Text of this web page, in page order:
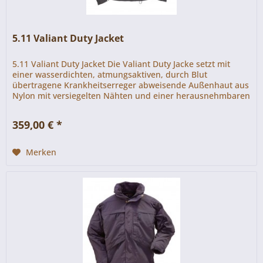
5.11 Valiant Duty Jacket
5.11 Valiant Duty Jacket Die Valiant Duty Jacke setzt mit
einer wasserdichten, atmung­saktiven, durch Blut
übertragene Krankheitserreger abweisende Außenhaut aus
Nylon mit versiegelten Nähten und einer heraus­nehmbaren
359,00 € *
Merken